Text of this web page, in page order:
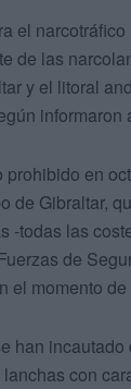
el
de las
y el litoral
informaron
en
Gibraltar,
-todas las
de
el momento
han
con